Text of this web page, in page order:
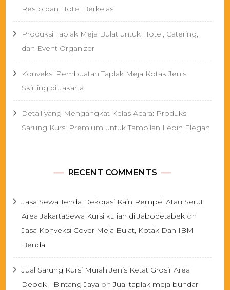
Resto dan Hotel Berkelas
Produksi Taplak Meja Bulat untuk Hotel, Catering,
dan Event Organizer
Konveksi Pembuatan Taplak Meja Kotak Jenis
Skirting di Jakarta
Detail yang Mengangkat Kelas Acara: Produksi
Sarung Kursi Premium untuk Tampilan Lebih Elegan
RECENT COMMENTS
Jasa Sewa Tenda Dekorasi Kain Rempel Atau Serut
Area JakartaSewa Kursi kuliah di Jabodetabek on
Jasa Konveksi Cover Meja Bulat, Kotak Dan IBM
Benda
Jual Sarung Kursi Murah Jenis Ketat Grosir Area
Depok - Bintang Jaya onJual taplak meja bundar